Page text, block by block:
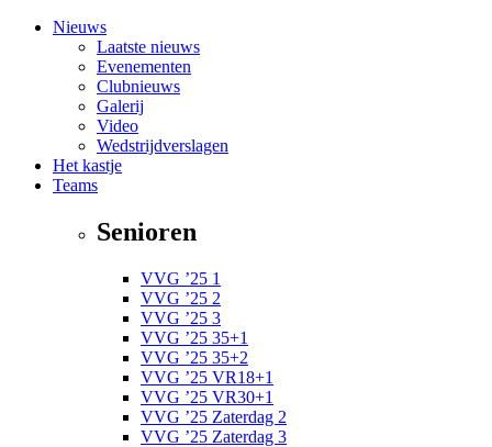
Nieuws
Laatste nieuws
Evenementen
Clubnieuws
Galerij
Video
Wedstrijdverslagen
Het kastje
Teams
Senioren
VVG ’25 1
VVG ’25 2
VVG ’25 3
VVG ’25 35+1
VVG ’25 35+2
VVG ’25 VR18+1
VVG ’25 VR30+1
VVG ’25 Zaterdag 2
VVG ’25 Zaterdag 3